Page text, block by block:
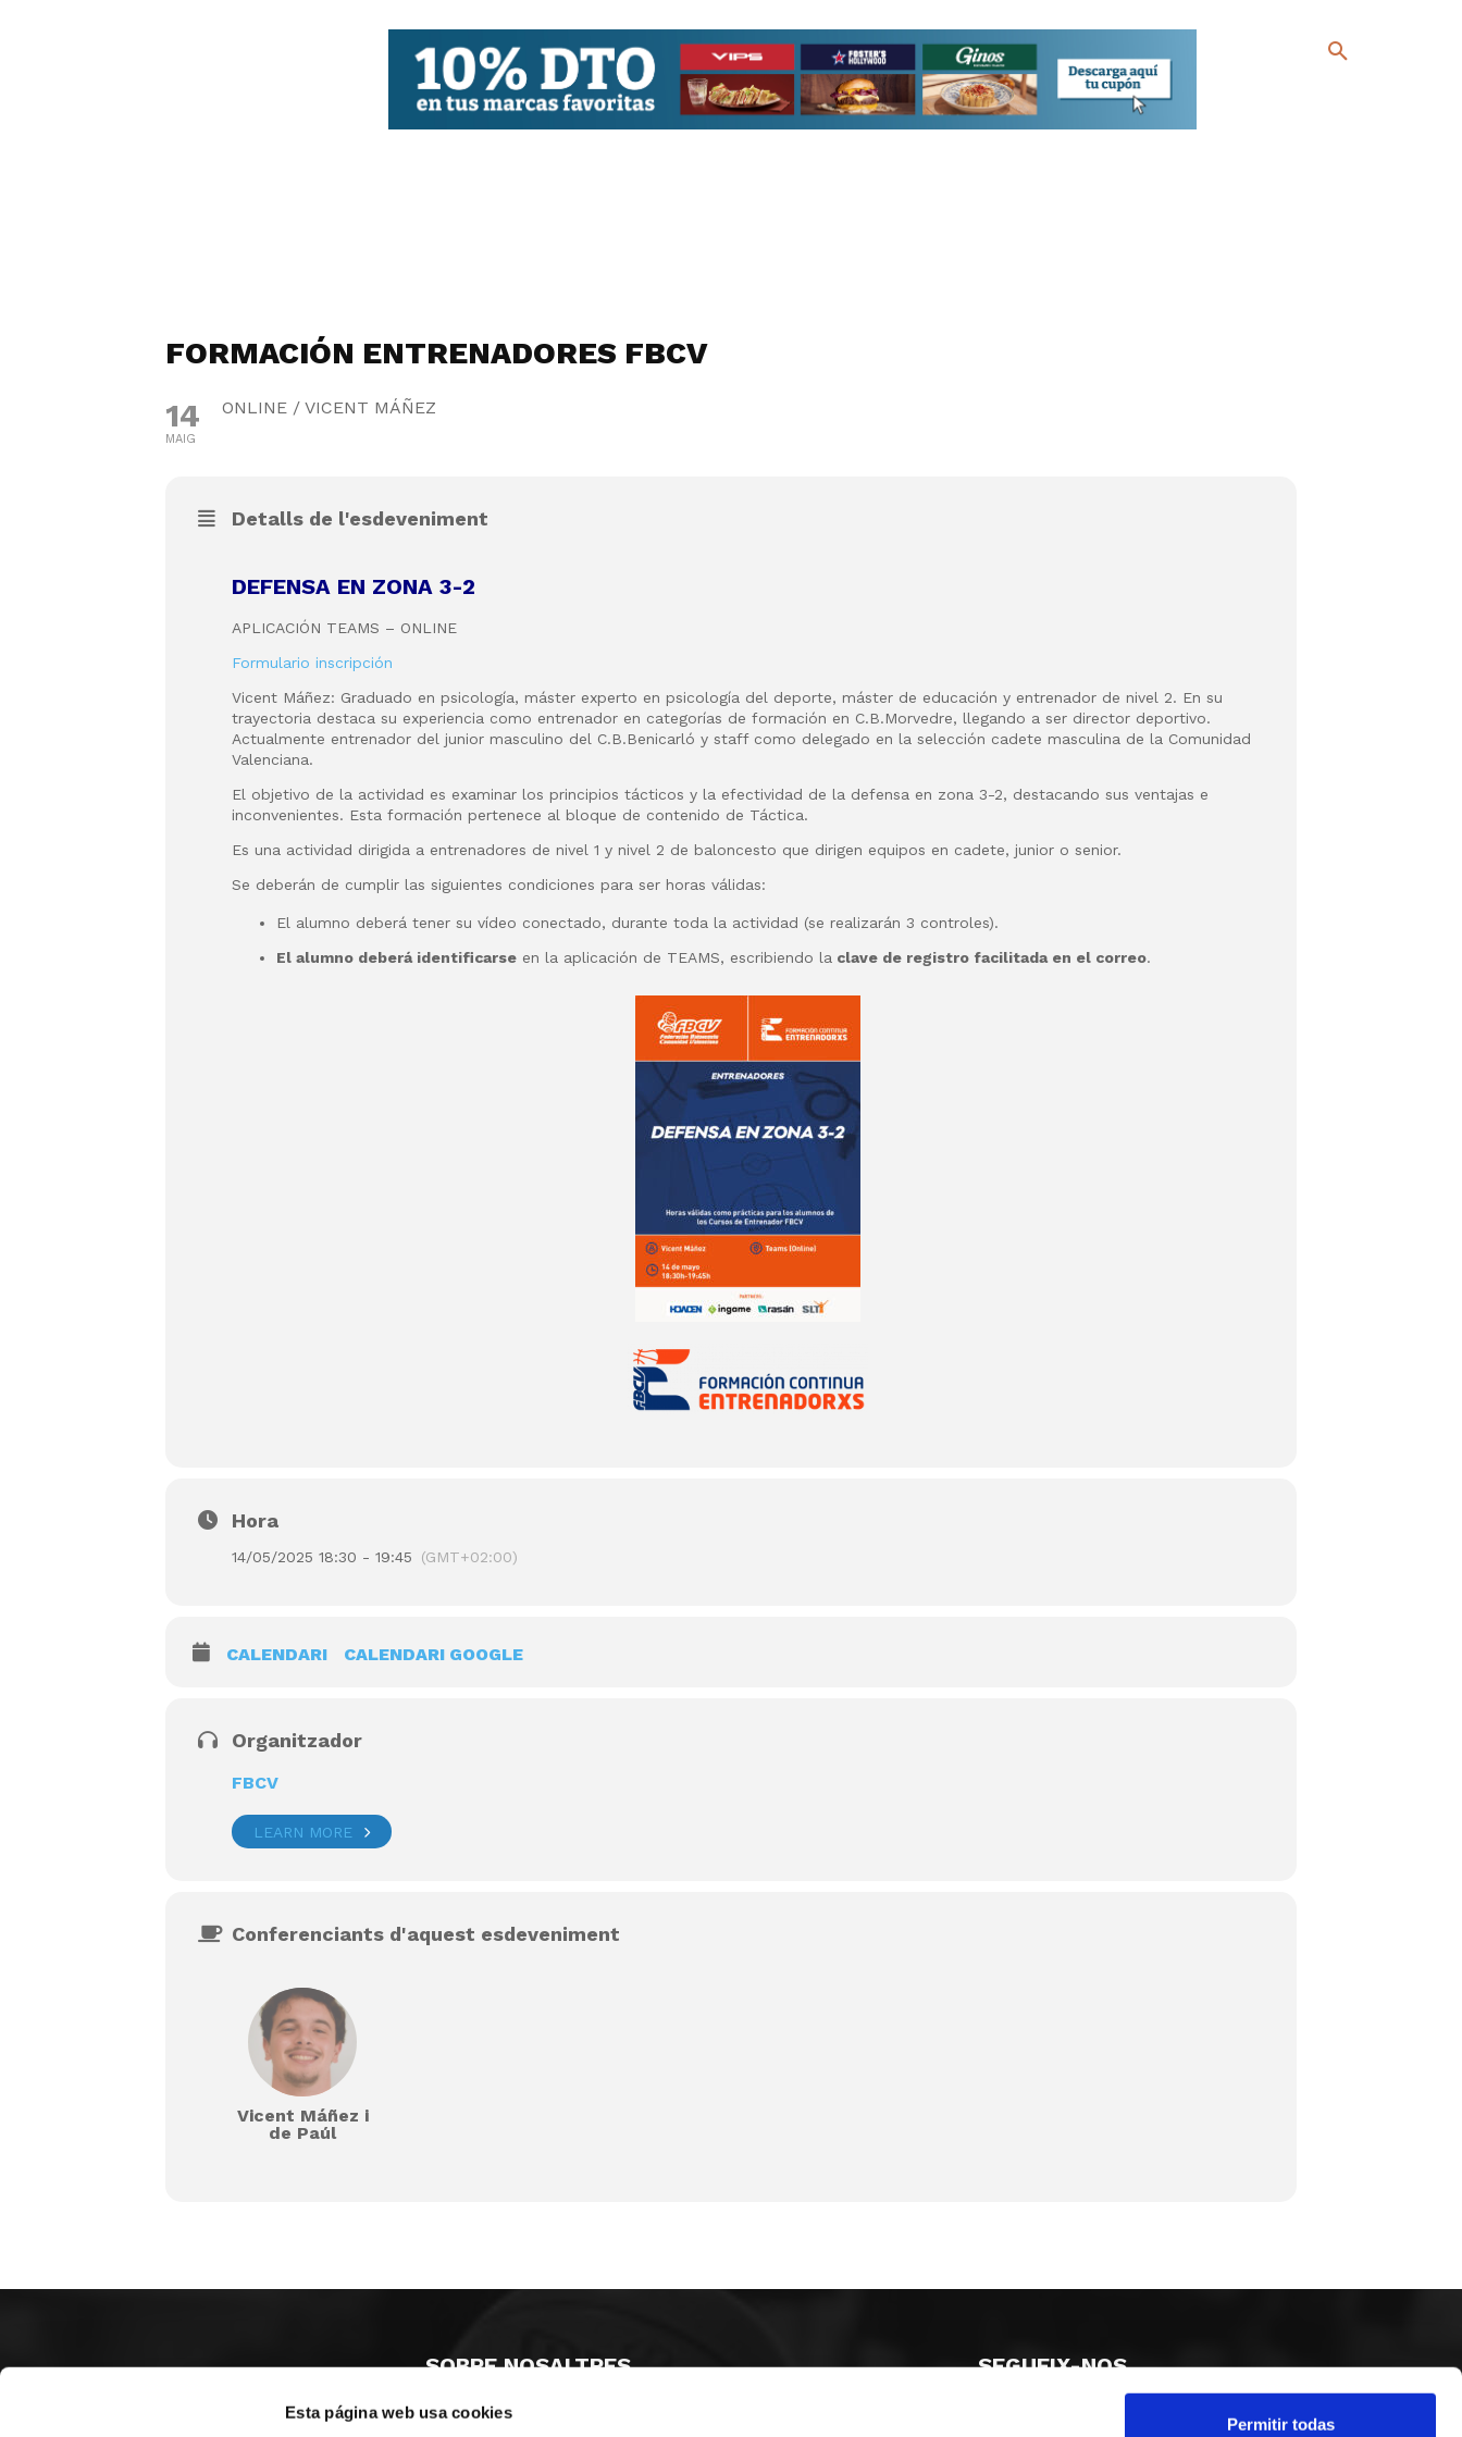
Esta página web usa cookies
Permitir todas
FORMACIÓN ENTRENADORES FBCV
14
MAIG
ONLINE / VICENT MÁÑEZ
Detalls de l'esdeveniment
DEFENSA EN ZONA 3-2
APLICACIÓN TEAMS – ONLINE
Formulario inscripción
Vicent Máñez: Graduado en psicología, máster experto en psicología del deporte, máster de educación y entrenador de nivel 2. En su
trayectoria destaca su experiencia como entrenador en categorías de formación en C.B.Morvedre, llegando a ser director deportivo.
Actualmente entrenador del junior masculino del C.B.Benicarló y staff como delegado en la selección cadete masculina de la Comunidad
Valenciana.
El objetivo de la actividad es examinar los principios tácticos y la efectividad de la defensa en zona 3-2, destacando sus ventajas e
inconvenientes. Esta formación pertenece al bloque de contenido de Táctica.
Es una actividad dirigida a entrenadores de nivel 1 y nivel 2 de baloncesto que dirigen equipos en cadete, junior o senior.
Se deberán de cumplir las siguientes condiciones para ser horas válidas:
El alumno deberá tener su vídeo conectado, durante toda la actividad (se realizarán 3 controles).
El alumno deberá identificarse en la aplicación de TEAMS, escribiendo la clave de registro facilitada en el correo.
Hora
14/05/2025 18:30 - 19:45 (GMT+02:00)
CALENDARI CALENDARI GOOGLE
Organitzador
FBCV
LEARN MORE
Conferenciants d'aquest esdeveniment
Vicent Máñez i
de Paúl
SOBRE NOSALTRES
CASTELLÓ
SEGUEIX-NOS